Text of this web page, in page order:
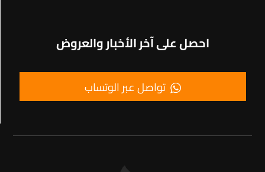
احصل على آخر الأخبار والعروض
تواصل عبر الوتساب